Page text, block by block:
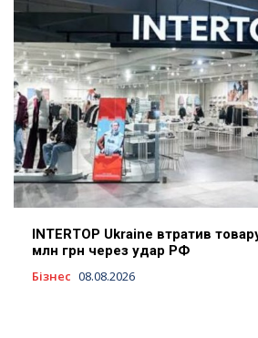
INTERTOP Ukraine втратив
млн грн через удар РФ
Бізнес 08.08.2026